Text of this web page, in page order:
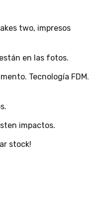
two, impresos
en las fotos.
Tecnología FDM.
impactos.
stock!